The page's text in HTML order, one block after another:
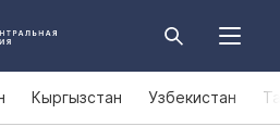
Кыргызстан Узбекистан